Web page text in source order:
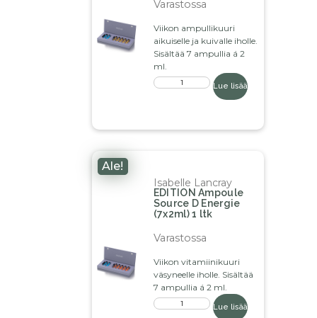
Varastossa
Viikon ampullikuuri
aikuiselle ja kuivalle iholle.
Sisältää 7 ampullia á 2
ml.
Lue lisää
Ale!
Isabelle Lancray
EDITION Ampoule
Source D Energie
(7x2ml) 1 ltk
Varastossa
Viikon vitamiinikuuri
väsyneelle iholle. Sisältää
7 ampullia á 2 ml.
Lue lisää